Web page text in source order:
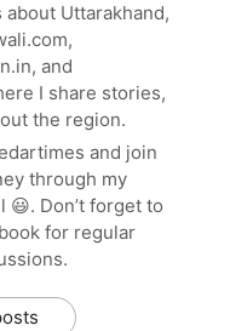
Uttarakhand,
and
I share stories,
the region.
and join
through my
😃. Don’t forget to
for regular